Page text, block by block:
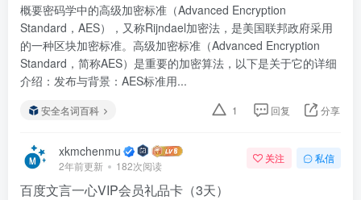
概要密码学中的高级加密标准（Advanced Encryption
Standard，AES），又称Rijndael加密法，是美国联邦政府采用
的一种区块加密标准。高级加密标准（Advanced Encryption
Standard，简称AES）是重要的加密算法，以下是关于它的详细
介绍：发布与背景：AES标准用...
安全名词百科 1 回复 分享
xkmchenmu
2年前更新 182次阅读
关注 私信
百度文言一心VIP会员礼品卡（3天）